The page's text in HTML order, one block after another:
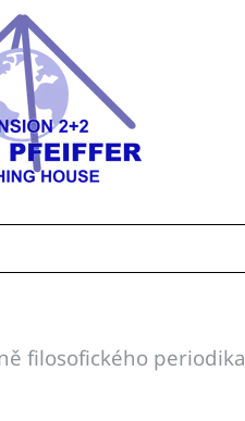
filosofického periodika